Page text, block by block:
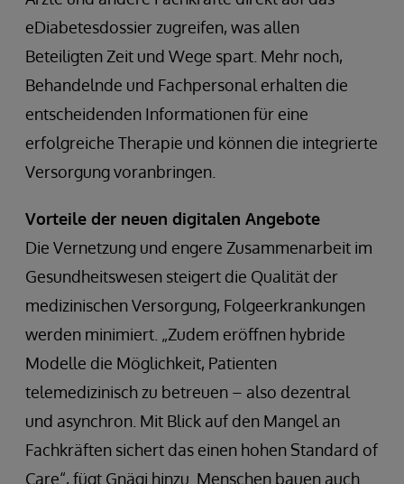
eDiabetesdossier zugreifen, was allen
Beteiligten Zeit und Wege spart. Mehr noch,
Behandelnde und Fachpersonal erhalten die
entscheidenden Informationen für eine
erfolgreiche Therapie und können die integrierte
Versorgung voranbringen.
Vorteile der neuen digitalen Angebote
Die Vernetzung und engere Zusammenarbeit im
Gesundheitswesen steigert die Qualität der
medizinischen Versorgung, Folgeerkrankungen
werden minimiert. „Zudem eröffnen hybride
Modelle die Möglichkeit, Patienten
telemedizinisch zu betreuen – also dezentral
und asynchron. Mit Blick auf den Mangel an
Fachkräften sichert das einen hohen Standard of
Care“, fügt Gnägi hinzu. Menschen bauen auch